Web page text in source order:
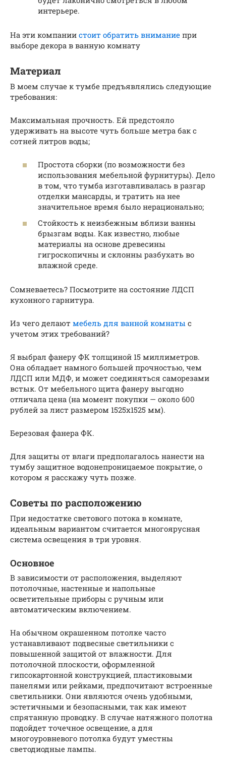
интерьере.
На эти компании стоит обратить внимание при
выборе декора в ванную комнату
Материал
В моем случае к тумбе предъявлялись следующие
требования:
Максимальная прочность. Ей предстояло
удерживать на высоте чуть больше метра бак с
сотней литров воды;
Простота сборки (по возможности без
использования мебельной фурнитуры). Дело
в том, что тумба изготавливалась в разгар
отделки мансарды, и тратить на нее
значительное время было нерационально;
Стойкость к неизбежным вблизи ванны
брызгам воды. Как известно, любые
материалы на основе древесины
гигроскопичны и склонны разбухать во
влажной среде.
Сомневаетесь? Посмотрите на состояние ЛДСП
кухонного гарнитура.
Из чего делают мебель для ванной комнаты с
учетом этих требований?
Я выбрал фанеру ФК толщиной 15 миллиметров.
Она обладает намного большей прочностью, чем
ЛДСП или МДФ, и может соединяться саморезами
встык. От мебельного щита фанеру выгодно
отличала цена (на момент покупки — около 600
рублей за лист размером 1525х1525 мм).
Березовая фанера ФК.
Для защиты от влаги предполагалось нанести на
тумбу защитное водонепроницаемое покрытие, о
котором я расскажу чуть позже.
Советы по расположению
При недостатке светового потока в комнате,
идеальным вариантом считается многоярусная
система освещения в три уровня.
Основное
В зависимости от расположения, выделяют
потолочные, настенные и напольные
осветительные приборы с ручным или
автоматическим включением.
На обычном окрашенном потолке часто
устанавливают подвесные светильники с
повышенной защитой от влажности. Для
потолочной плоскости, оформленной
гипсокартонной конструкцией, пластиковыми
панелями или рейками, предпочитают встроенные
светильники. Они являются очень удобными,
эстетичными и безопасными, так как имеют
спрятанную проводку. В случае натяжного полотна
подойдет точечное освещение, а для
многоуровневого потолка будут уместны
светодиодные лампы.